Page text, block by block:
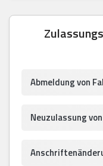
Abmeldung von
Neuzulassung